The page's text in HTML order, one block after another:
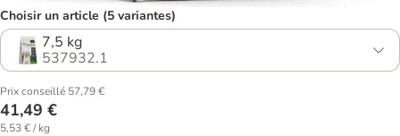
Choisir un article (5 variantes)
7,5 kg
537932.1
Prix conseillé 57,79 €
41,49 €
5,53 € / kg